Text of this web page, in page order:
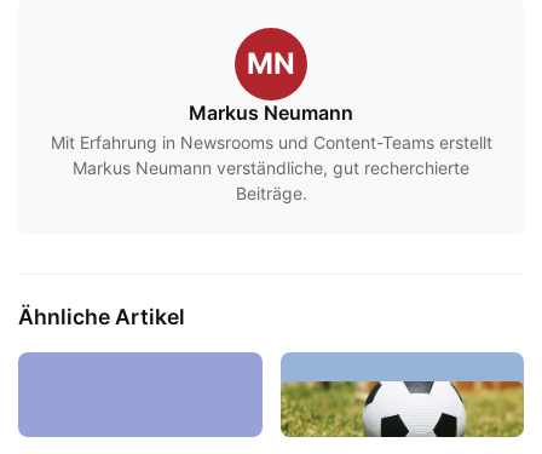
MN
Markus Neumann
Mit Erfahrung in Newsrooms und Content-Teams erstellt
Markus Neumann verständliche, gut recherchierte
Beiträge.
Ähnliche Artikel